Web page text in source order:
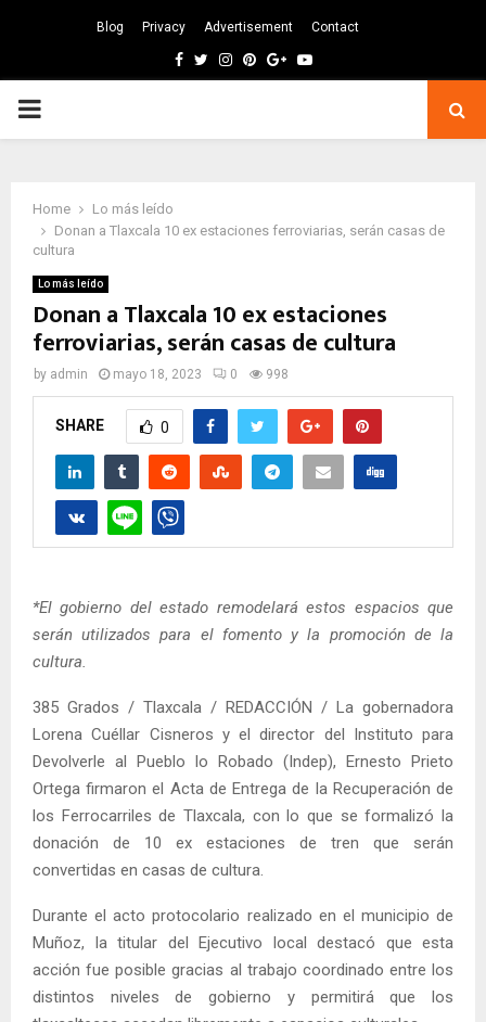
Blog Privacy Advertisement Contact
Facebook
TwitterInstagram
Pinterest
GoogleYoutube
PRIMARY
Home
Lo más leído
Donan a Tlaxcala 10 ex estaciones ferroviarias, serán casas de
cultura
Lo más leído
Donan a Tlaxcala 10 ex estaciones
ferroviarias, serán casas de cultura
by admin mayo 18, 2023 0 998
SHARE 0
*El gobierno del estado remodelará estos espacios que
serán utilizados para el fomento y la promoción de la
cultura.
385 Grados / Tlaxcala / REDACCIÓN / La gobernadora
Lorena Cuéllar Cisneros y el director del Instituto para
Devolverle al Pueblo lo Robado (Indep), Ernesto Prieto
Ortega firmaron el Acta de Entrega de la Recuperación de
los Ferrocarriles de Tlaxcala, con lo que se formalizó la
donación de 10 ex estaciones de tren que serán
convertidas en casas de cultura.
Durante el acto protocolario realizado en el municipio de
Muñoz, la titular del Ejecutivo local destacó que esta
acción fue posible gracias al trabajo coordinado entre los
distintos niveles de gobierno y permitirá que los